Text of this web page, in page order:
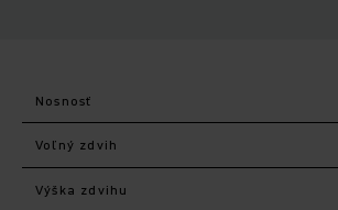
Nosnosť
Voľný zdvih
Výška zdvihu